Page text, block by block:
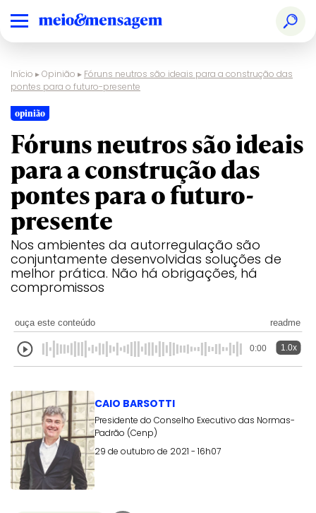
Início ▸Opinião ▸ Fóruns neutros são ideais para a construção das
pontes para o futuro-presente
opinião
Fóruns neutros são ideais
para a construção das
pontes para o futuro-
presente
Nos ambientes da autorregulação são
conjuntamente desenvolvidas soluções de
melhor prática. Não há obrigações, há
compromissos
ouça este conteúdo readme
0:00 1.0x
CAIO BARSOTTI
Presidente do Conselho Executivo das Normas-
Padrão (Cenp)
29 de outubro de 2021 - 16h07